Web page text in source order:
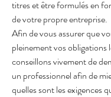
titres et être formulés en
de votre propre entreprise.
Afin de vous assurer que
pleinement vos obligations
conseillons vivement de
un professionnel afin de
quelles sont les exigences